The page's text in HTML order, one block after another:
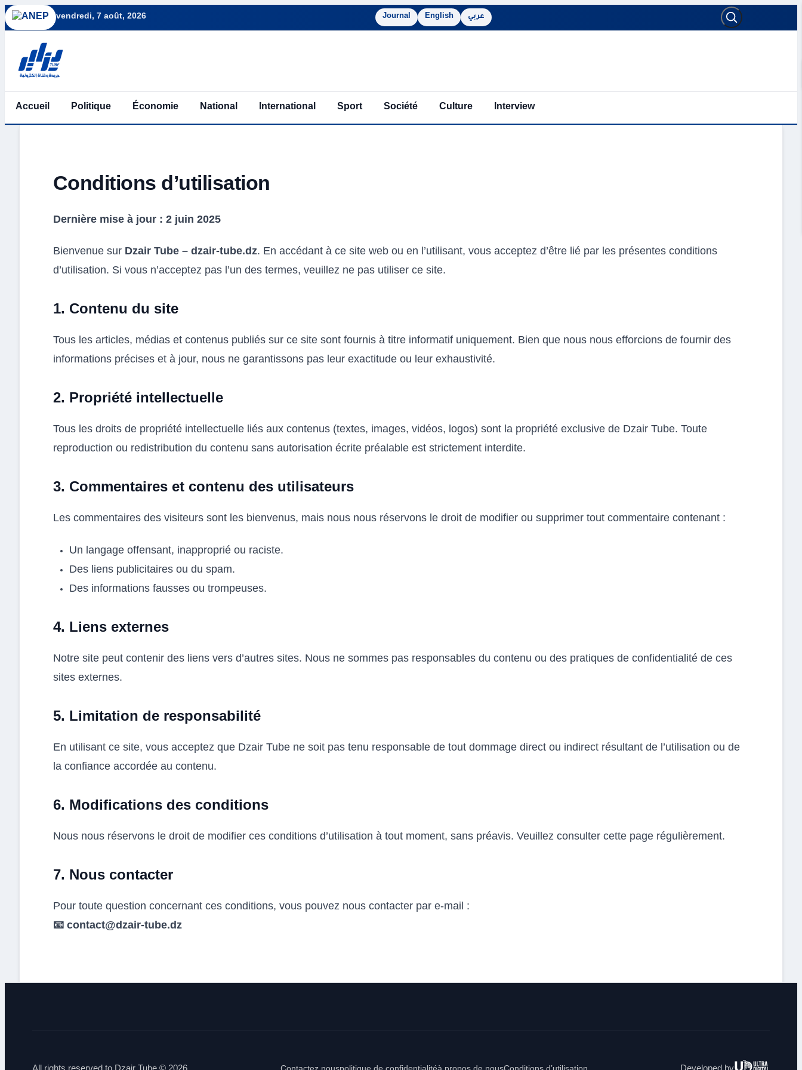
vendredi, 7 août, 2026 Journal English عربي
Accueil Politique Économie National International Sport Société Culture Interview
Conditions d’utilisation
Dernière mise à jour : 2 juin 2025
Bienvenue sur Dzair Tube – dzair-tube.dz. En accédant à ce site web ou en l’utilisant, vous acceptez d’être lié par les présentes conditions
d’utilisation. Si vous n’acceptez pas l’un des termes, veuillez ne pas utiliser ce site.
1. Contenu du site
Tous les articles, médias et contenus publiés sur ce site sont fournis à titre informatif uniquement. Bien que nous nous efforcions de fournir des
informations précises et à jour, nous ne garantissons pas leur exactitude ou leur exhaustivité.
2. Propriété intellectuelle
Tous les droits de propriété intellectuelle liés aux contenus (textes, images, vidéos, logos) sont la propriété exclusive de Dzair Tube. Toute
reproduction ou redistribution du contenu sans autorisation écrite préalable est strictement interdite.
3. Commentaires et contenu des utilisateurs
Les commentaires des visiteurs sont les bienvenus, mais nous nous réservons le droit de modifier ou supprimer tout commentaire contenant :
Un langage offensant, inapproprié ou raciste.
Des liens publicitaires ou du spam.
Des informations fausses ou trompeuses.
4. Liens externes
Notre site peut contenir des liens vers d’autres sites. Nous ne sommes pas responsables du contenu ou des pratiques de confidentialité de ces
sites externes.
5. Limitation de responsabilité
En utilisant ce site, vous acceptez que Dzair Tube ne soit pas tenu responsable de tout dommage direct ou indirect résultant de l’utilisation ou de
la confiance accordée au contenu.
6. Modifications des conditions
Nous nous réservons le droit de modifier ces conditions d’utilisation à tout moment, sans préavis. Veuillez consulter cette page régulièrement.
7. Nous contacter
Pour toute question concernant ces conditions, vous pouvez nous contacter par e-mail :
📧 contact@dzair-tube.dz
Ultra